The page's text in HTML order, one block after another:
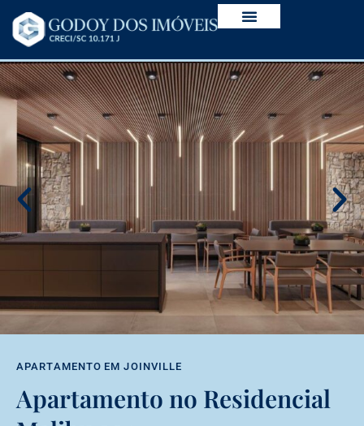
APARTAMENTO EMJOINVILLE
Apartamento no Residencial